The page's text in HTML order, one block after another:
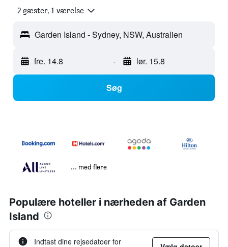
2 gæster, 1 værelse
Garden Island - Sydney, NSW, Australien
fre. 14.8 - lør. 15.8
Søg
... med flere
Populære hoteller i nærheden af Garden
Island
Indtast dine rejsedatoer for